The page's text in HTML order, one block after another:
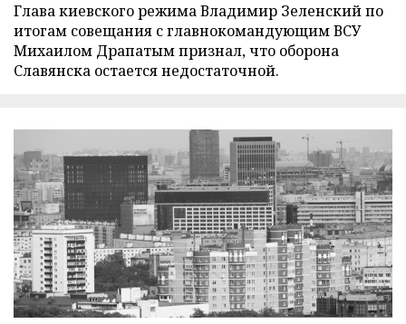
Глава киевского режима Владимир Зеленский по
итогам совещания с главнокомандующим ВСУ
Михаилом Драпатым признал, что оборона
Славянска остается недостаточной.